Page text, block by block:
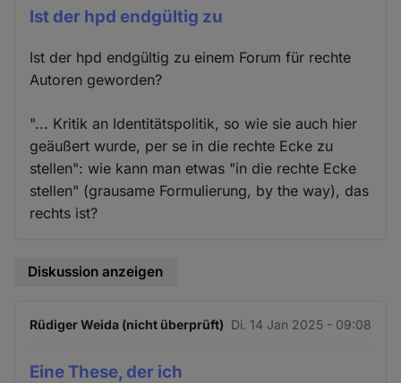
Ist der hpd endgültig zu
Ist der hpd endgültig zu einem Forum für rechte
Autoren geworden?
"... Kritik an Identitätspolitik, so wie sie auch hier
geäußert wurde, per se in die rechte Ecke zu
stellen": wie kann man etwas "in die rechte Ecke
stellen" (grausame Formulierung, by the way), das
rechts ist?
Diskussion anzeigen
Rüdiger Weida (nicht überprüft) Di. 14 Jan 2025 - 09:08
Eine These, der ich